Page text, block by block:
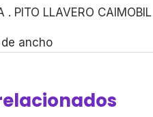
. PITO LLAVERO CAIMOBIL
ancho